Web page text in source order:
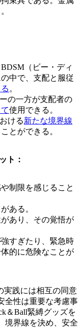
BDSM（ビー・ディ
中で、支配と服従
。
の一方が支配者の
使用できる。
ける新たな境界線
とができる。
ト：
制限を感じること
ある。
あり、その覚悟が
すぎたり、緊急時
的に危険なことが
実践には相互の同意
全性は重要な考慮事
＆Ball緊縛グッズを
境界線を決め、安全